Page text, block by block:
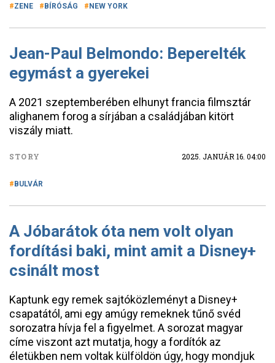
ZENE BÍRÓSÁG NEW YORK
Jean-Paul Belmondo: Beperelték
egymást a gyerekei
A 2021 szeptemberében elhunyt francia filmsztár
alighanem forog a sírjában a családjában kitört
viszály miatt.
STORY 2025. JANUÁR 16. 04:00
BULVÁR
A Jóbarátok óta nem volt olyan
fordítási baki, mint amit a Disney+
csinált most
Kaptunk egy remek sajtóközleményt a Disney+
csapatától, ami egy amúgy remeknek tűnő svéd
sorozatra hívja fel a figyelmet. A sorozat magyar
címe viszont azt mutatja, hogy a fordítók az
életükben nem voltak külföldön úgy, hogy mondjuk